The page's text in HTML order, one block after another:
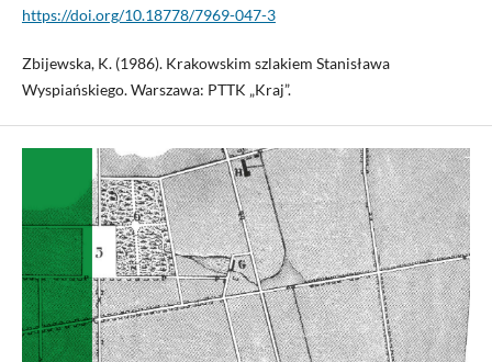
https://doi.org/10.18778/7969-047-3
Zbijewska, K. (1986). Krakowskim szlakiem Stanisława
Wyspiańskiego. Warszawa: PTTK „Kraj”.